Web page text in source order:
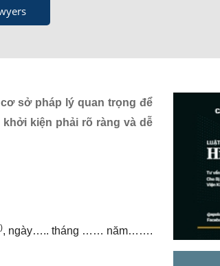
sở pháp lý quan trọng để
kiện phải rõ ràng và dễ
, ngày….. tháng …… năm…….